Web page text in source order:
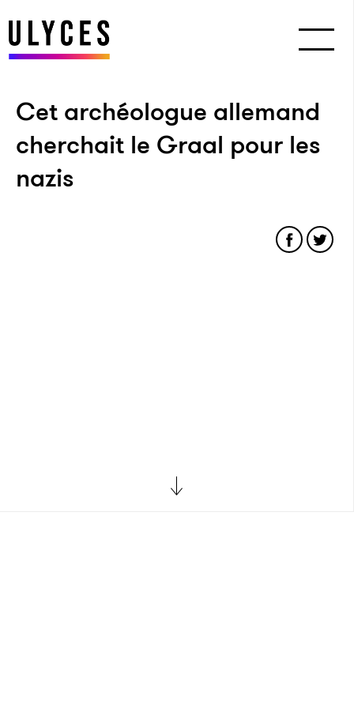
Cet archéologue allemand
cherchait le Graal pour les
nazis